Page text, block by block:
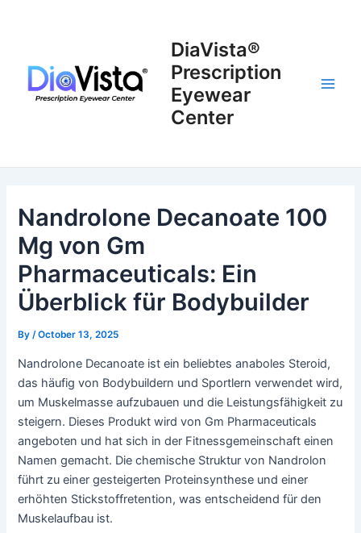
DiaVista®
Prescription
Eyewear
Center
Nandrolone Decanoate 100
Mg von Gm
Pharmaceuticals: Ein
Überblick für Bodybuilder
By/October 13, 2025
Nandrolone Decanoate ist ein beliebtes anaboles Steroid,
das häufig von Bodybuildern und Sportlern verwendet wird,
um Muskelmasse aufzubauen und die Leistungsfähigkeit zu
steigern. Dieses Produkt wird von Gm Pharmaceuticals
angeboten und hat sich in der Fitnessgemeinschaft einen
Namen gemacht. Die chemische Struktur von Nandrolon
führt zu einer gesteigerten Proteinsynthese und einer
erhöhten Stickstoffretention, was entscheidend für den
Muskelaufbau ist.